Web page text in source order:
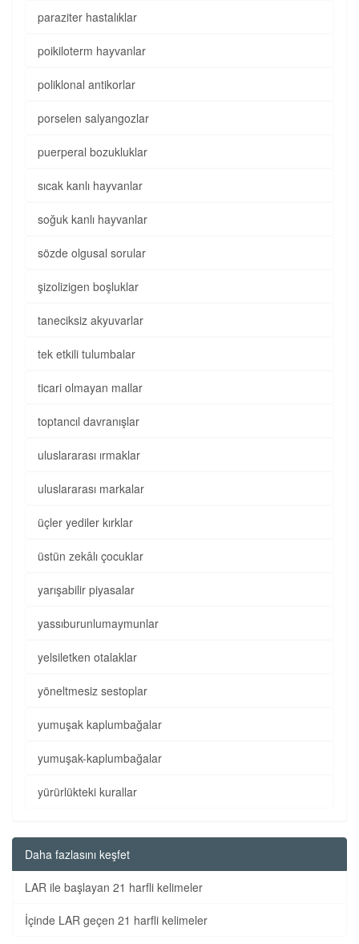
paraziter hastalıklar
poikiloterm hayvanlar
poliklonal antikorlar
porselen salyangozlar
puerperal bozukluklar
sıcak kanlı hayvanlar
soğuk kanlı hayvanlar
sözde olgusal sorular
şizolizigen boşluklar
taneciksiz akyuvarlar
tek etkili tulumbalar
ticari olmayan mallar
toptancıl davranışlar
uluslararası ırmaklar
uluslararası markalar
üçler yediler kırklar
üstün zekâlı çocuklar
yarışabilir piyasalar
yassıburunlumaymunlar
yelsiletken otalaklar
yöneltmesiz sestoplar
yumuşak kaplumbağalar
yumuşak-kaplumbağalar
yürürlükteki kurallar
Daha fazlasını keşfet
LAR ile başlayan 21 harfli kelimeler
İçinde LAR geçen 21 harfli kelimeler